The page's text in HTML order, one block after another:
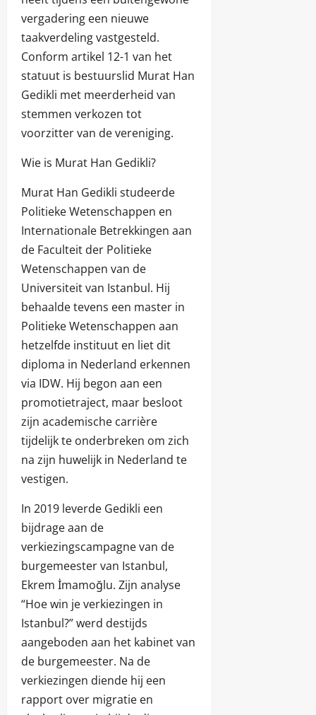
vergadering een nieuwe
taakverdeling vastgesteld.
Conform artikel 12-1 van het
statuut is bestuurslid Murat Han
Gedikli met meerderheid van
stemmen verkozen tot
voorzitter van de vereniging.
Wie is Murat Han Gedikli?
Murat Han Gedikli studeerde
Politieke Wetenschappen en
Internationale Betrekkingen aan
de Faculteit der Politieke
Wetenschappen van de
Universiteit van Istanbul. Hij
behaalde tevens een master in
Politieke Wetenschappen aan
hetzelfde instituut en liet dit
diploma in Nederland erkennen
via IDW. Hij begon aan een
promotietraject, maar besloot
zijn academische carrière
tijdelijk te onderbreken om zich
na zijn huwelijk in Nederland te
vestigen.
In 2019 leverde Gedikli een
bijdrage aan de
verkiezingscampagne van de
burgemeester van Istanbul,
Ekrem İmamoğlu. Zijn analyse
“Hoe win je verkiezingen in
Istanbul?” werd destijds
aangeboden aan het kabinet van
de burgemeester. Na de
verkiezingen diende hij een
rapport over migratie en